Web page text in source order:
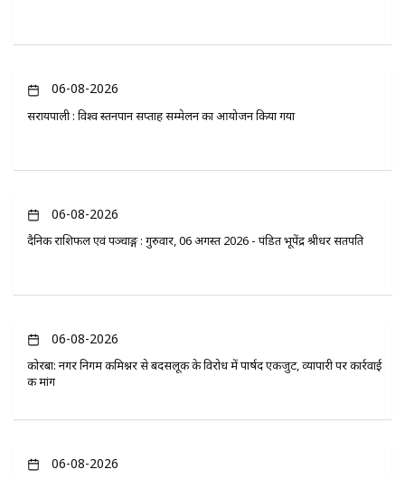
06-08-2026
सरायपाली : विश्व स्तनपान सप्ताह सम्मेलन का आयोजन किया गया
06-08-2026
दैनिक राशिफल एवं पञ्चाङ्ग : गुरुवार, 06 अगस्त 2026 - पंडित भूपेंद्र श्रीधर सतपति
06-08-2026
कोरबा: नगर निगम कमिश्नर से बदसलूकी के विरोध में पार्षद एकजुट, व्यापारी पर कार्रवाई
की मांग
06-08-2026